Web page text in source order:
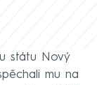
státu Nový
mu na